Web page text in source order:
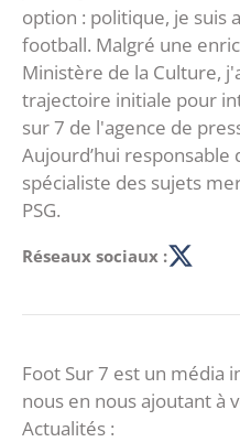
option : politique, je suis
football. Malgré une
Ministère de la Culture,
trajectoire initiale pour
sur 7 de l'agence de
Aujourd’hui responsable
spécialiste des sujets
PSG.
Réseaux sociaux :
Foot Sur 7 est un média
nous en nous ajoutant à
Actualités :